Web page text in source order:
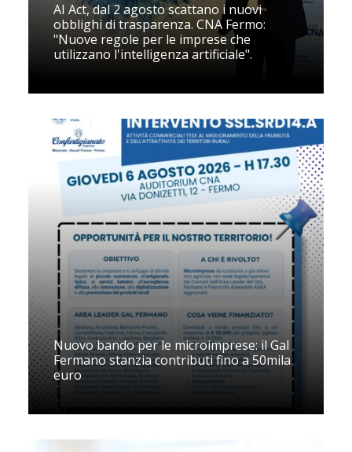
AI Act, dal 2 agosto scattano i nuovi
obblighi di trasparenza. CNA Fermo:
"Nuove regole per le imprese che
utilizzano l'intelligenza artificiale".
Nuovo bando per le microimprese: il Gal
Fermano stanzia contributi fino a 50mila
euro